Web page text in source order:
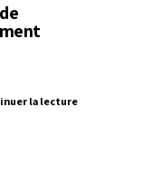
la lecture